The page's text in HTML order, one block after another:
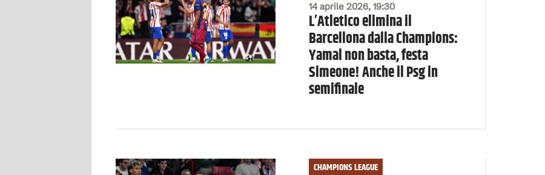
14 aprile 2026, 19:30
L’Atletico elimina il
Barcellona dalla Champions:
Yamal non basta, festa
Simeone! Anche il Psg in
semifinale
CHAMPIONS LEAGUE